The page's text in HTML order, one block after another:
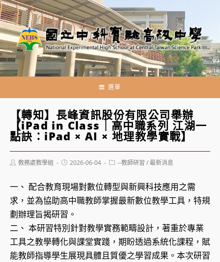
跳
轉
至
主
要
內
選單
【轉知】長峰資訊股份有限公司舉辦
【iPad in Class｜高中職系列 江湖一
點訣：iPad × AI × 地理教學實戰】
Post教務處教學組
Post2026-06-04
Post--教師研習 /最新消息
一、 配合教育現場對數位轉型與新興科技應用之需
求，並為協助高中職教師掌握最新數位教學工具，特規
劃辦理旨揭研習。
二、 本研習特別針對教學實務範疇設計，著重於專業
工具之教學轉化與課堂實踐，期盼透過系統化課程，賦
能教師指導學生展現具體且質優之學習成果。本次研習